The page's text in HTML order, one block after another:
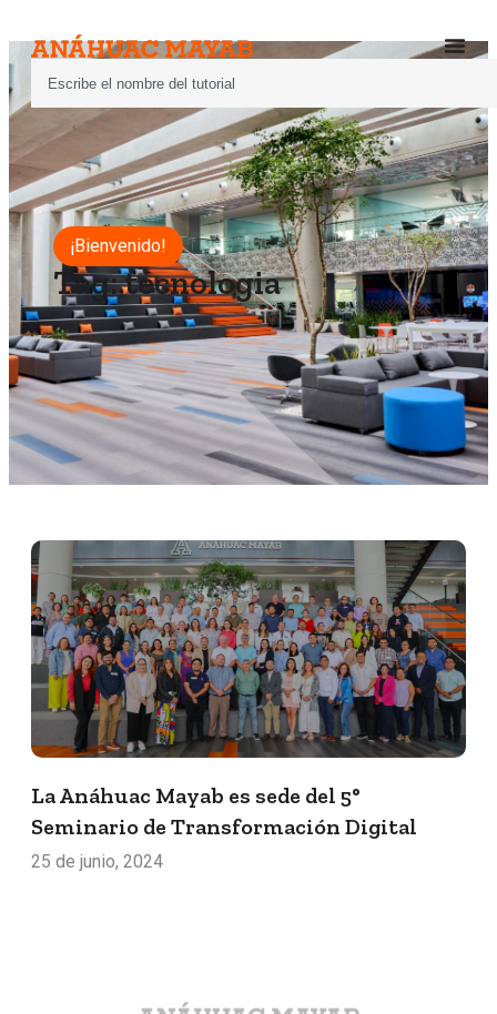
¡Bienvenido!
Tag: tecnologia
La Anáhuac Mayab es sede del 5°
Seminario de Transformación Digital
25 de junio, 2024